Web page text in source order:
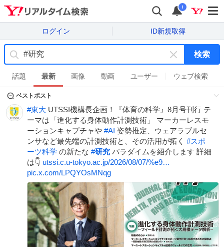
i
ログイン ID新規取得
キ
ー
ワ
ド
を
消
す
検索
話題 最新 画像 動画 ユーザー ウェブ検索
ベストポスト
#東大 UTSSI機構長企画！『体育の科学』8月号刊行 テ
ーマは「進化する身体動作計測技術」 マーカーレスモ
ーションキャプチャや #AI 姿勢推定、ウェアラブルセ
ンサなど最先端の計測技術と、その活用が拓く #スポ
ーツ科学 の新たな #研究 パラダイムを紹介します 詳細
は👇 utssi.c.u-tokyo.ac.jp/2026/08/07/%e9…
pic.x.com/LPQYOsMNqg